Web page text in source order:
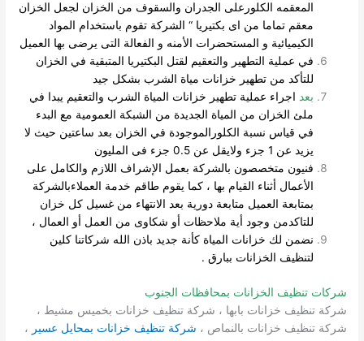
المعقمه الكلورعلى الجدران والسقوف من الخزان لجعل الخزان
معقم تماما من اى بكتيريا “ الشركة تقوم باستخدام المواد
الكيميائية و المستحضرات الأمنه و الفعالة التى يرضى بها العميل
في عملية التطهير والتعقيم لقتل البكتيريا المتبقية في الخزان
للتأكد من تطهير خزانات مياة الشرب بشكل جيد
بعد اجراء عملية تطهير خزانات المياة الشرب والتعقيم يبدا في
ملئ الخزان من المياة الجديدة من الشبكة العمومية مع البدء
في قياس نسبة الكلورالموجودة في الخزان بعد ساعتين حيث لا
يزيد عن 1 جزء ولايقل عن 0.5 جزء فى المليون
فنيون متخصصون بالشركة بعمل الإشراف اللازم والكامل على
الأعمال أثناء القيام بها ، كما يقوم طاقم خدمة العملاءبالشركة
بمتابعة العميل متابعة دورية بعد الانتهاء من غسيل كل خزان
للتاكدمن وجود أية ملاحظات أو شكاوى من العمل أو العمال ،
نضمن لك خزانات المياة كأنة جديد باذن الله شركاتنا كلين
لتنظيف الخزانات ببارق .
شركات تنظيف الخزانات بمحافظات الجنوب
شركة تنظيف خزانات بابها ، شركة تنظيف خزانات بخميس مشيط ،
شركة تنظيف خزانات بالنماص ، شركة تنظيف خزانات بمحايل عسير ،